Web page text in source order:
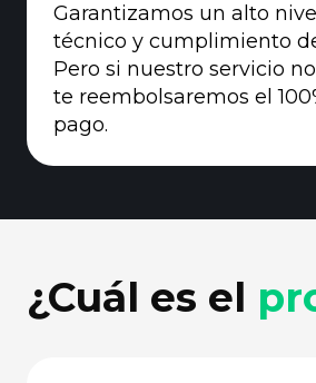
Garantizamos un alto
técnico y cumplimiento
Pero si nuestro servicio
te reembolsaremos el
pago.
¿Cuál es el